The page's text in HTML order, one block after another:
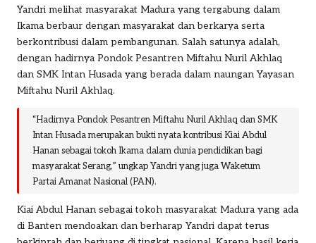
Yandri melihat masyarakat Madura yang tergabung dalam
Ikama berbaur dengan masyarakat dan berkarya serta
berkontribusi dalam pembangunan. Salah satunya adalah,
dengan hadirnya Pondok Pesantren Miftahu Nuril Akhlaq
dan SMK Intan Husada yang berada dalam naungan Yayasan
Miftahu Nuril Akhlaq.
“Hadirnya Pondok Pesantren Miftahu Nuril Akhlaq dan SMK
Intan Husada merupakan bukti nyata kontribusi Kiai Abdul
Hanan sebagai tokoh Ikama dalam dunia pendidikan bagi
masyarakat Serang,” ungkap Yandri yang juga Waketum
Partai Amanat Nasional (PAN).
Kiai Abdul Hanan sebagai tokoh masyarakat Madura yang ada
di Banten mendoakan dan berharap Yandri dapat terus